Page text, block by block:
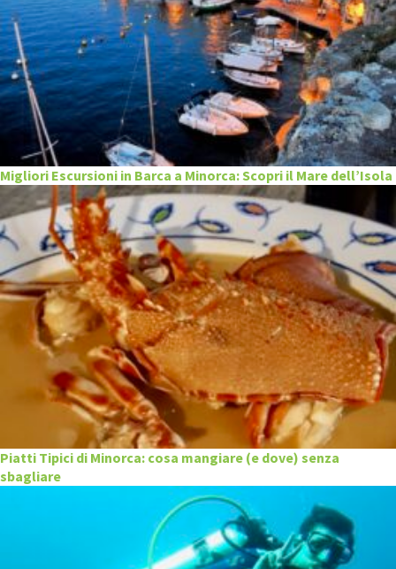
Migliori Escursioni in Barca a Minorca: Scopri il Mare dell’Isola
Piatti Tipici di Minorca: cosa mangiare (e dove) senza
sbagliare